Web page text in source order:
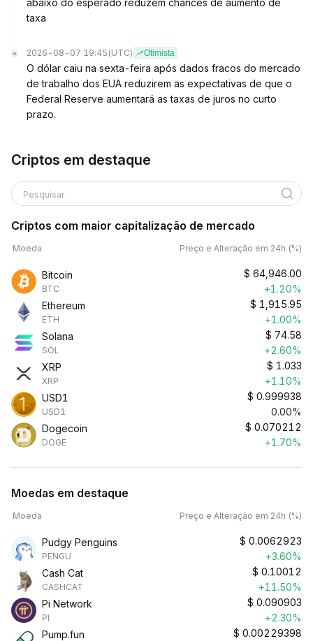
abaixo do esperado reduzem chances de aumento de
taxa
2026-08-07 19:45 (UTC) Otimista
O dólar caiu na sexta-feira após dados fracos do mercado
de trabalho dos EUA reduzirem as expectativas de que o
Federal Reserve aumentará as taxas de juros no curto
prazo.
Criptos em destaque
Pesquisar
Criptos com maior capitalização de mercado
Moeda Preço e Alteração em 24h (%)
Bitcoin
BTC
$ 64,946.00
+1.20%
Ethereum
ETH
$ 1,915.95
+1.00%
Solana
SOL
$ 74.58
+2.60%
XRP
XRP
$ 1.033
+1.10%
USD1
USD1
$ 0.999938
0.00%
Dogecoin
DOGE
$ 0.070212
+1.70%
Moedas em destaque
Moeda Preço e Alteração em 24h (%)
Pudgy Penguins
PENGU
$ 0.0062923
+3.60%
Cash Cat
CASHCAT
$ 0.10012
+11.50%
Pi Network
PI
$ 0.090903
+2.30%
Pump.fun
$ 0.00229398